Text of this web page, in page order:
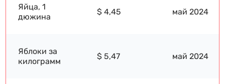
Яйца, 1
дюжина
$ 4,45 май 2024
Яблоки за
килограмм
$ 5,47 май 2024